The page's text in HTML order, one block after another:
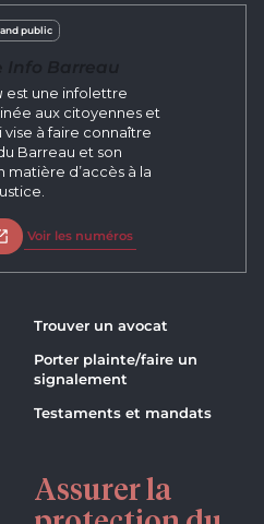
public
est une infolettre
aux citoyennes et
vise à faire connaître
Barreau et son
d’accès à la
dans un nouvel onglet
Voir les numéros
Trouver un avocat
Porter plainte/faire un
signalement
Testaments et mandats
Assurer la